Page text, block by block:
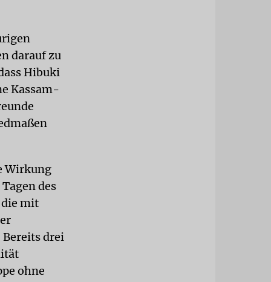
darauf zu
Hibuki
Kassam-
Wirkung
des
die mit
drei
ohne